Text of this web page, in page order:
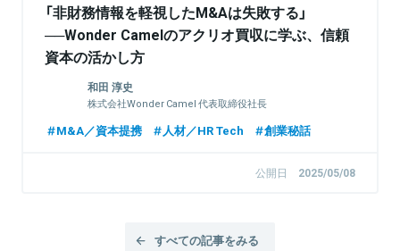
「非財務情報を軽視したM&Aは失敗する」
──Wonder Camelのアクリオ買収に学ぶ、信頼
資本の活かし方
和田 淳史
株式会社Wonder Camel 代表取締役社長
M&A／資本提携 人材／HR Tech 創業秘話
公開日 2025/05/08
すべての記事をみる